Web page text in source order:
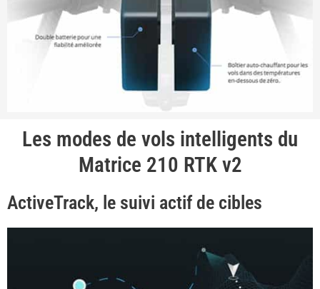
Les modes de vols intelligents du
Matrice 210 RTK v2
ActiveTrack, le suivi actif de cibles